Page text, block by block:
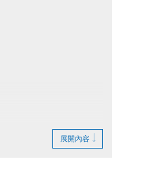
展開內容